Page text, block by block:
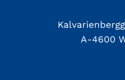
A-4600